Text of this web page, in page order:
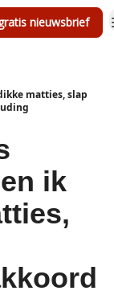
nieuwsbrief
matties, slap
ik